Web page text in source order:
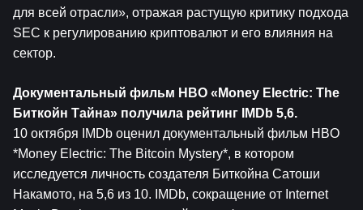
для всей отрасли», отражая растущую критику подхода
SEC к регулированию криптовалют и его влияния на
сектор.
Биткойн Тайна» получила рейтинг IMDb 5,6.
10 октября IMDb оценил документальный фильм HBO
*Money Electric: The Bitcoin Mystery*, в котором
исследуется личность создателя Биткойна Сатоши
Накамото, на 5,6 из 10. IMDb, сокращение от Internet